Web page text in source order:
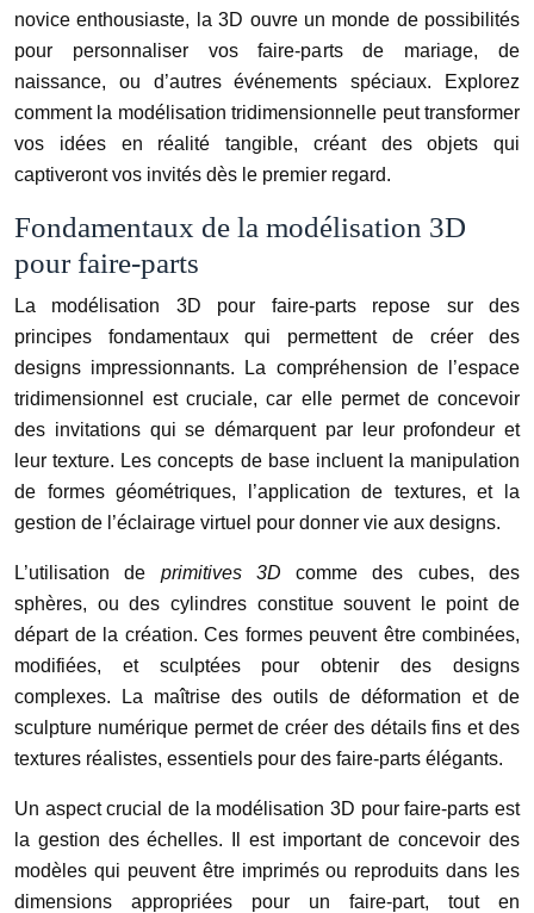
novice enthousiaste, la 3D ouvre un monde de possibilités
pour personnaliser vos faire-parts de mariage, de
naissance, ou d’autres événements spéciaux. Explorez
comment la modélisation tridimensionnelle peut transformer
vos idées en réalité tangible, créant des objets qui
captiveront vos invités dès le premier regard.
Fondamentaux de la modélisation 3D
pour faire-parts
La modélisation 3D pour faire-parts repose sur des
principes fondamentaux qui permettent de créer des
designs impressionnants. La compréhension de l’espace
tridimensionnel est cruciale, car elle permet de concevoir
des invitations qui se démarquent par leur profondeur et
leur texture. Les concepts de base incluent la manipulation
de formes géométriques, l’application de textures, et la
gestion de l’éclairage virtuel pour donner vie aux designs.
L’utilisation de primitives 3Dcomme des cubes, des
sphères, ou des cylindres constitue souvent le point de
départ de la création. Ces formes peuvent être combinées,
modifiées, et sculptées pour obtenir des designs
complexes. La maîtrise des outils de déformation et de
sculpture numérique permet de créer des détails fins et des
textures réalistes, essentiels pour des faire-parts élégants.
Un aspect crucial de la modélisation 3D pour faire-parts est
la gestion des échelles. Il est important de concevoir des
modèles qui peuvent être imprimés ou reproduits dans les
dimensions appropriées pour un faire-part, tout en